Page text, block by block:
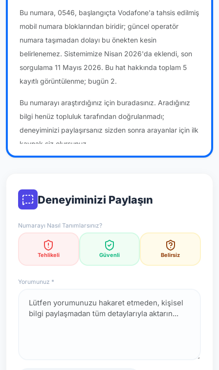
Bu numara, 0546, başlangıçta Vodafone'a tahsis edilmiş
mobil numara bloklarından biridir; güncel operatör
numara taşımadan dolayı bu önekten kesin
belirlenemez. Sistemimize Nisan 2026'da eklendi, son
sorgulama 11 Mayıs 2026. Bu hat hakkında toplam 5
kayıtlı görüntülenme; bugün 2.
Bu numarayı araştırdığınız için buradasınız. Aradığınız
bilgi henüz topluluk tarafından doğrulanmadı;
deneyiminizi paylaşırsanız sizden sonra arayanlar için ilk
kaynak siz olursunuz.
Deneyiminizi Paylaşın
Numarayı Nasıl Tanımlarsınız?
Tehlikeli Güvenli Belirsiz
Yorumunuz *